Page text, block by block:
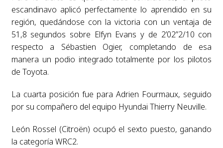
escandinavo aplicó perfectamente lo aprendido en su
región, quedándose con la victoria con un ventaja de
51,8 segundos sobre Elfyn Evans y de 2’02”2/10 con
respecto a Sébastien Ogier, completando de esa
manera un podio integrado totalmente por los pilotos
de Toyota.
La cuarta posición fue para Adrien Fourmaux, seguido
por su compañero del equipo Hyundai Thierry Neuville.
León Rossel (Citroën) ocupó el sexto puesto, ganando
la categoría WRC2.